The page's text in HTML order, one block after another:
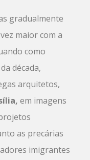
gradualmente
maior com a
como
década,
arquitetos,
em imagens
as precárias
imigrantes